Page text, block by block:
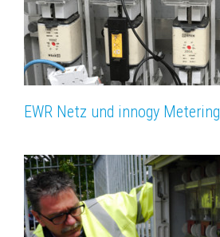
EWR Netz und innogy Metering